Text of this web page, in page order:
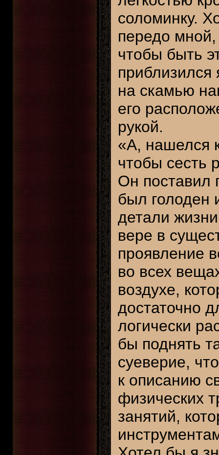
соломинку.
передо
чтобы быть
приблизился
на скамью
его
рукой.
«А, нашелся
чтобы сесть
Он поставил
был голоден
детали
вере в
проявление
во всех
воздухе,
достаточно
логически
бы поднять
суеверие,
к описанию
физических
занятий,